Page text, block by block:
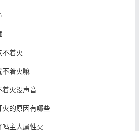
不着火
不着火嘛
着火没声音
火的原因有哪些
吗主人属性火